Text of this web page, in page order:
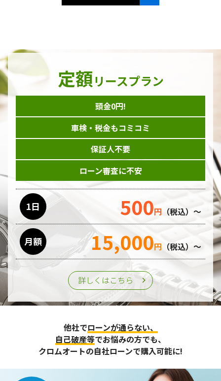
定額リースプラン
頭金0円!
車検・税金もコミコミ
保証人不要
ローン審査に不安
1日 500円 （税込）～
月額 15,000円 （税込）～
詳しくはこちら
他社でローンが通らない、
自己破産等でお悩みの方でも、
クロムオートの自社ローンで購入可能に!